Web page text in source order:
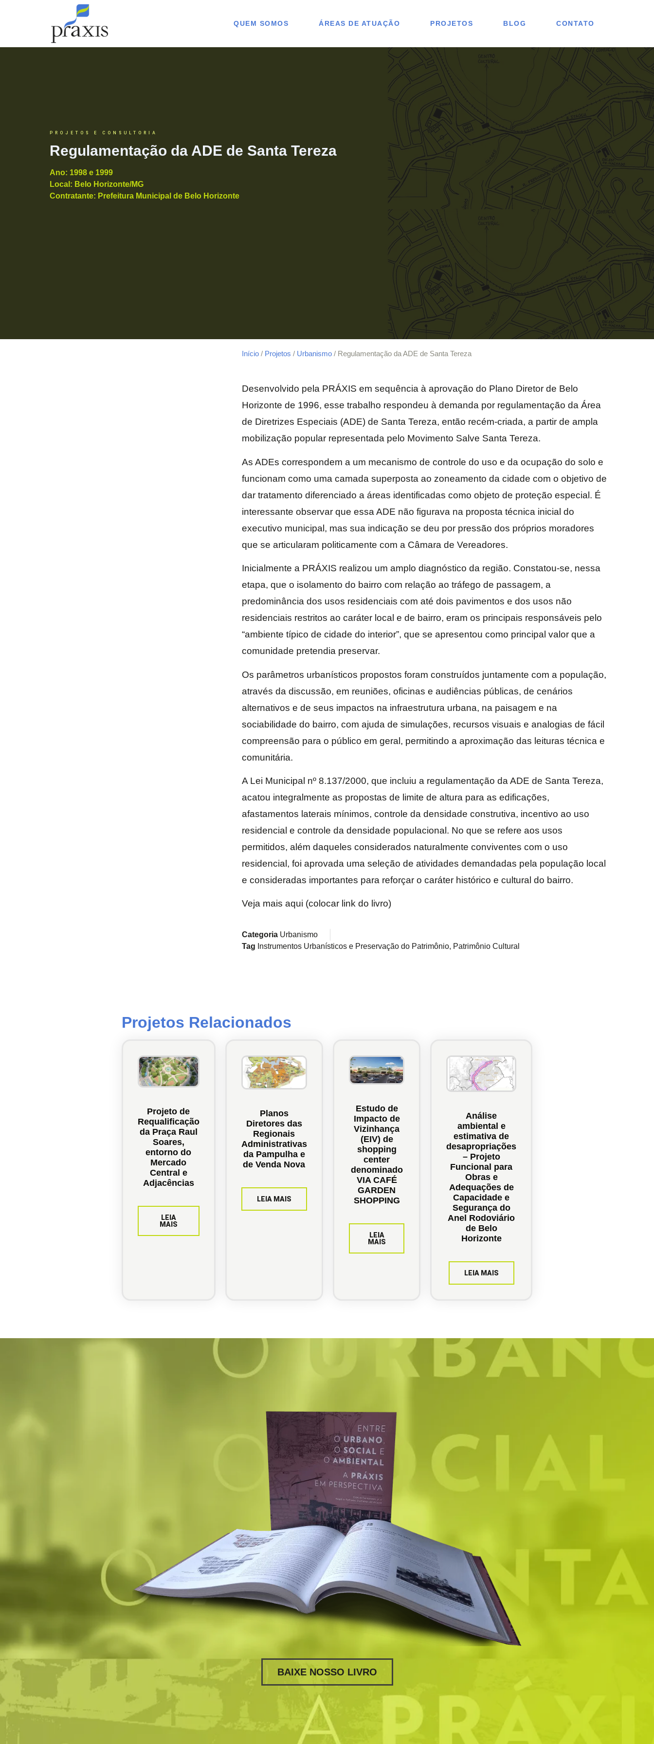
QUEM SOMOS ÁREAS DE ATUAÇÃO PROJETOS BLOG CONTATO
PROJETOS E CONSULTORIA
Regulamentação da ADE de Santa Tereza
Ano: 1998 e 1999
Local: Belo Horizonte/MG
Contratante: Prefeitura Municipal de Belo Horizonte
Início / Projetos / Urbanismo / Regulamentação da ADE de Santa Tereza
Desenvolvido pela PRÁXIS em sequência à aprovação do Plano Diretor de Belo
Horizonte de 1996, esse trabalho respondeu à demanda por regulamentação da Área
de Diretrizes Especiais (ADE) de Santa Tereza, então recém-criada, a partir de ampla
mobilização popular representada pelo Movimento Salve Santa Tereza.
As ADEs correspondem a um mecanismo de controle do uso e da ocupação do solo e
funcionam como uma camada superposta ao zoneamento da cidade com o objetivo de
dar tratamento diferenciado a áreas identificadas como objeto de proteção especial. É
interessante observar que essa ADE não figurava na proposta técnica inicial do
executivo municipal, mas sua indicação se deu por pressão dos próprios moradores
que se articularam politicamente com a Câmara de Vereadores.
Inicialmente a PRÁXIS realizou um amplo diagnóstico da região. Constatou-se, nessa
etapa, que o isolamento do bairro com relação ao tráfego de passagem, a
predominância dos usos residenciais com até dois pavimentos e dos usos não
residenciais restritos ao caráter local e de bairro, eram os principais responsáveis pelo
“ambiente típico de cidade do interior”, que se apresentou como principal valor que a
comunidade pretendia preservar.
Os parâmetros urbanísticos propostos foram construídos juntamente com a população,
através da discussão, em reuniões, oficinas e audiências públicas, de cenários
alternativos e de seus impactos na infraestrutura urbana, na paisagem e na
sociabilidade do bairro, com ajuda de simulações, recursos visuais e analogias de fácil
compreensão para o público em geral, permitindo a aproximação das leituras técnica e
comunitária.
A Lei Municipal nº 8.137/2000, que incluiu a regulamentação da ADE de Santa Tereza,
acatou integralmente as propostas de limite de altura para as edificações,
afastamentos laterais mínimos, controle da densidade construtiva, incentivo ao uso
residencial e controle da densidade populacional. No que se refere aos usos
permitidos, além daqueles considerados naturalmente conviventes com o uso
residencial, foi aprovada uma seleção de atividades demandadas pela população local
e consideradas importantes para reforçar o caráter histórico e cultural do bairro.
Veja mais aqui (colocar link do livro)
Categoria Urbanismo
Tag Instrumentos Urbanísticos e Preservação do Patrimônio, Patrimônio Cultural
Projetos Relacionados
Projeto de
Requalificação
da Praça Raul
Soares,
entorno do
Mercado
Central e
Adjacências
LEIA
MAIS
Planos
Diretores das
Regionais
Administrativas
da Pampulha e
de Venda Nova
LEIA MAIS
Estudo de
Impacto de
Vizinhança
(EIV) de
shopping
center
denominado
VIA CAFÉ
GARDEN
SHOPPING
LEIA
MAIS
Análise
ambiental e
estimativa de
desapropriações
– Projeto
Funcional para
Obras e
Adequações de
Capacidade e
Segurança do
Anel Rodoviário
de Belo
Horizonte
LEIA MAIS
BAIXE NOSSO LIVRO